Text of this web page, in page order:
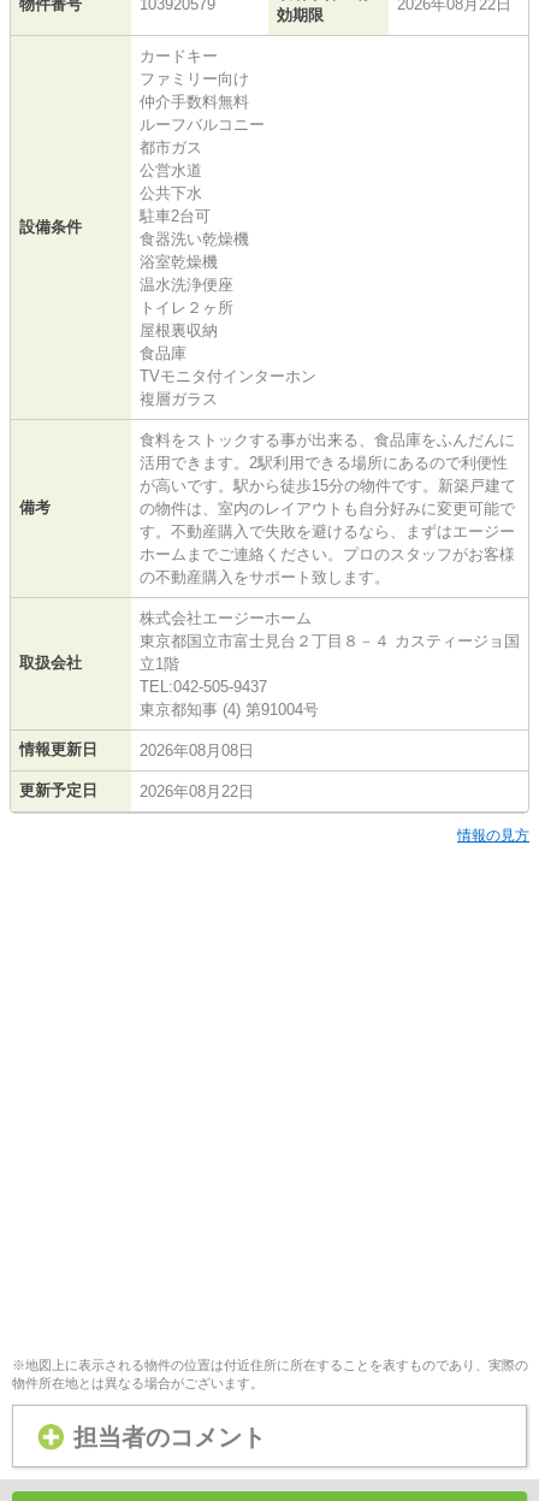
物件番号 103920579
効期限
2026年08月22日
設備条件
カードキー
ファミリー向け
仲介手数料無料
ルーフバルコニー
都市ガス
公営水道
公共下水
駐車2台可
食器洗い乾燥機
浴室乾燥機
温水洗浄便座
トイレ２ヶ所
屋根裏収納
食品庫
TVモニタ付インターホン
複層ガラス
備考
食料をストックする事が出来る、食品庫をふんだんに
活用できます。2駅利用できる場所にあるので利便性
が高いです。駅から徒歩15分の物件です。新築戸建て
の物件は、室内のレイアウトも自分好みに変更可能で
す。不動産購入で失敗を避けるなら、まずはエージー
ホームまでご連絡ください。プロのスタッフがお客様
の不動産購入をサポート致します。
取扱会社
株式会社エージーホーム
東京都国立市富士見台２丁目８－４ カスティージョ国
立1階
TEL:042-505-9437
東京都知事 (4) 第91004号
情報更新日 2026年08月08日
更新予定日 2026年08月22日
情報の見方
※地図上に表示される物件の位置は付近住所に所在することを表すものであり、実際の
物件所在地とは異なる場合がございます。
担当者のコメント